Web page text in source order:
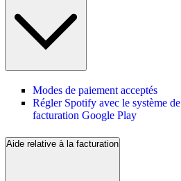
Modes de paiement acceptés
Régler Spotify avec le système de
facturation Google Play
Aide relative à la facturation